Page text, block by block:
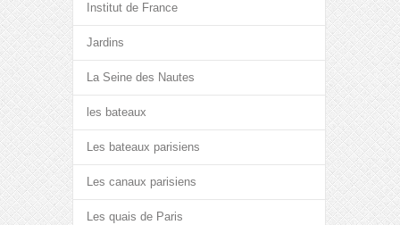
Institut de France
Jardins
La Seine des Nautes
les bateaux
Les bateaux parisiens
Les canaux parisiens
Les quais de Paris